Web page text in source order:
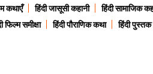
कथाएँ हिंदी जासूसी कहानी हिंदी सामाजिक
फिल्म समीक्षा हिंदी पौराणिक कथा हिंदी पुस्तक